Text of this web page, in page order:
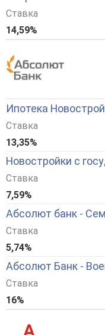
Ставка
14,59%
Ипотека
Ставка
13,35%
Новостройки с
Ставка
7,59%
Абсолют банк -
Ставка
5,74%
Абсолют Банк -
Ставка
16%